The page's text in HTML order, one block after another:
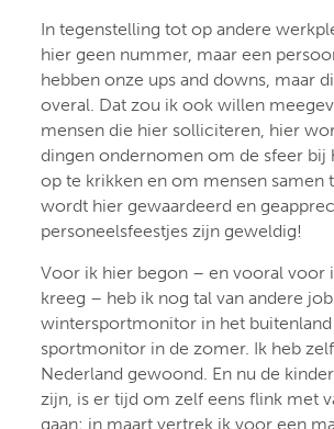
In tegenstelling tot op andere
hier geen nummer, maar een
hebben onze ups and downs, maar
overal. Dat zou ik ook willen
mensen die hier solliciteren, hier
dingen ondernomen om de sfeer bij
op te krikken en om mensen samen
wordt hier gewaardeerd en
personeelsfeestjes zijn geweldig!
Voor ik hier begon – en vooral voor
kreeg – heb ik nog tal van andere
wintersportmonitor in het buitenland
sportmonitor in de zomer. Ik heb
Nederland gewoond. En nu de
zijn, is er tijd om zelf eens flink met
gaan: in maart vertrek ik voor een